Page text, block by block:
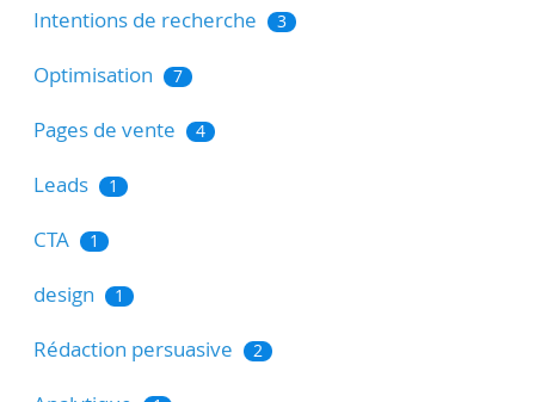
Intentions de recherche 3
Optimisation 7
Pages de vente 4
Leads 1
CTA 1
design 1
Rédaction persuasive 2